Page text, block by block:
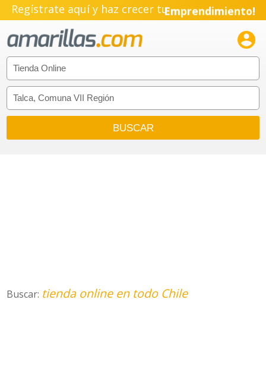
Regístrate aquí y haz crecer tuEmprendimiento!

Buscar: tienda online en todo Chile